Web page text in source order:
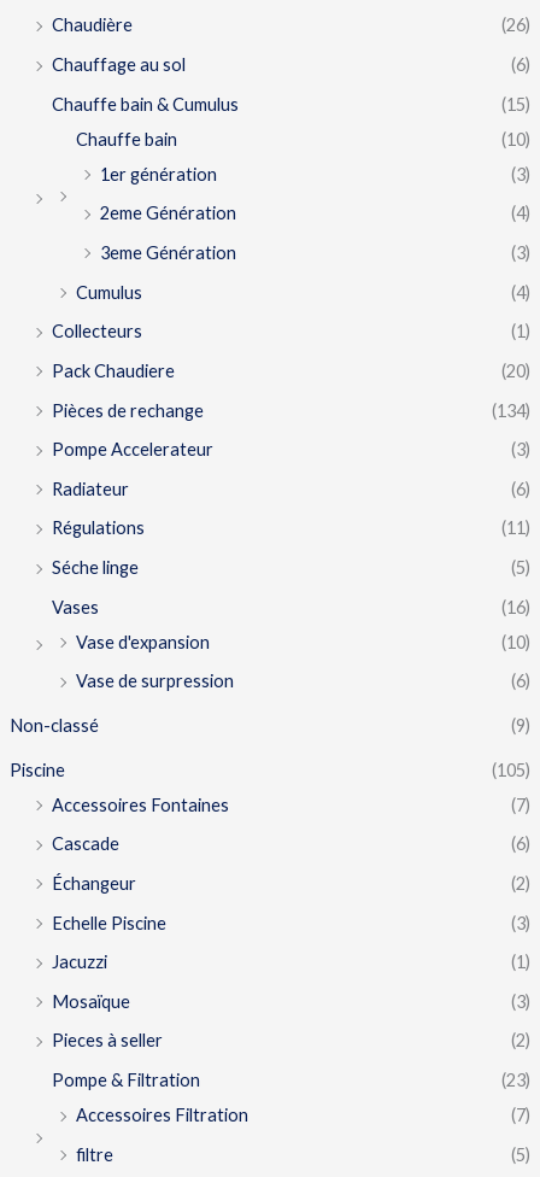
Chaudière
(26)
Chauffage au sol
(6)
Chauffe bain & Cumulus
(15)
Chauffe bain
(10)
1er génération
(3)
2eme Génération
(4)
3eme Génération
(3)
Cumulus
(4)
Collecteurs
(1)
Pack Chaudiere
(20)
Pièces de rechange
(134)
Pompe Accelerateur
(3)
Radiateur
(6)
Régulations
(11)
Séche linge
(5)
Vases
(16)
Vase d'expansion
(10)
Vase de surpression
(6)
Non-classé (9)
Piscine
(105)
Accessoires Fontaines
(7)
Cascade
(6)
Échangeur
(2)
Echelle Piscine
(3)
Jacuzzi
(1)
Mosaïque
(3)
Pieces à seller
(2)
Pompe & Filtration
(23)
Accessoires Filtration
(7)
filtre
(5)